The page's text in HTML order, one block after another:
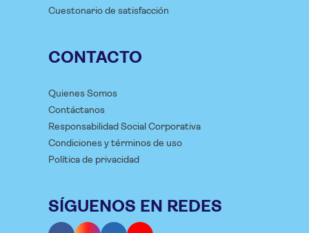
Cuestonario de satisfacción
CONTACTO
Quienes Somos
Contáctanos
Responsabilidad Social Corporativa
Condiciones y términos de uso
Política de privacidad
SÍGUENOS EN REDES